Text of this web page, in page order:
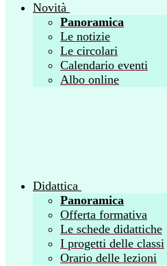
Novità
Panoramica
Le notizie
Le circolari
Calendario eventi
Albo online
Didattica
Panoramica
Offerta formativa
Le schede didattiche
I progetti delle classi
Orario delle lezioni